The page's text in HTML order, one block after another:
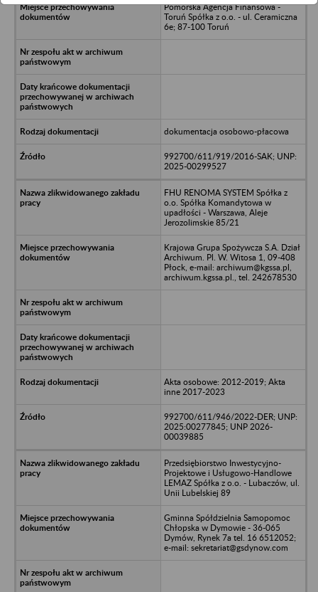
Pomorska Agencja Finansowa -
Toruń Spółka z o.o. - ul. Ceramiczna
6e; 87-100 Toruń
dokumentacja osobowo-płacowa
992700/611/919/2016-SAK; UNP:
2025-00299527
FHU RENOMA SYSTEM Spółka z
o.o. Spółka Komandytowa w
upadłości - Warszawa, Aleje
Jerozolimskie 85/21
Krajowa Grupa Spożywcza S.A. Dział
Archiwum. Pl. W. Witosa 1, 09-408
Płock, e-mail: archiwum@kgssa.pl,
archiwum.kgssa.pl., tel. 242678530
Akta osobowe: 2012-2019; Akta
inne 2017-2023
992700/611/946/2022-DER; UNP:
2025:00277845; UNP 2026-
00039885
Przedsiębiorstwo Inwestycyjno-
Projektowe i Usługowo-Handlowe
LEMAZ Spółka z o.o. - Lubaczów, ul.
Unii Lubelskiej 89
Gminna Spółdzielnia Samopomoc
Chłopska w Dymowie - 36-065
Dymów, Rynek 7a tel. 16 6512052;
e-mail: sekretariat@gsdynow.com